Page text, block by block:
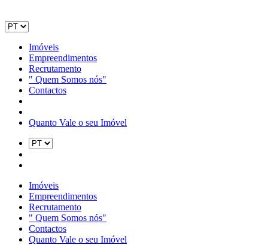
Imóveis
Empreendimentos
Recrutamento
" Quem Somos nós"
Contactos
Quanto Vale o seu Imóvel
Imóveis
Empreendimentos
Recrutamento
" Quem Somos nós"
Contactos
Quanto Vale o seu Imóvel